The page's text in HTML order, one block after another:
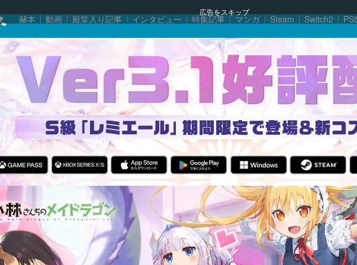
広告をスキップ
赫本 動画 殿堂入り記事 インタビュー 特集記事 マンガ Steam Switch2